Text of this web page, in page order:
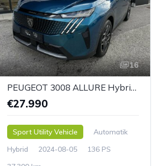
16
PEUGEOT 3008 ALLURE Hybrid 136 e-DCS6
€27.990
Sport Utility Vehicle
Automatik
Hybrid
2024-08-05
136 PS